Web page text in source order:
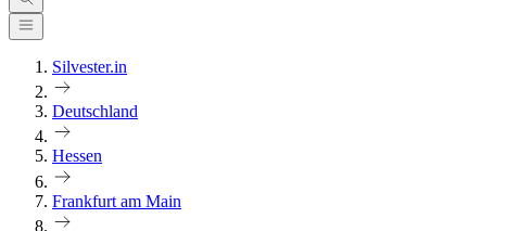
Silvester.in
Deutschland
Hessen
Frankfurt am Main